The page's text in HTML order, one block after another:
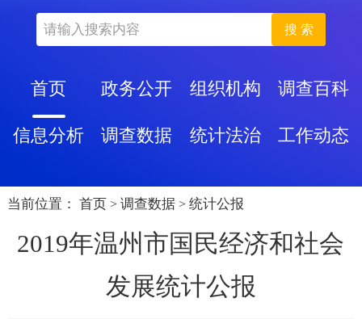
搜 索
首页 政务公开 组织机构 调查百科
信息分析 调查数据 统计法治 工作动态
当前位置： 首页 > 调查数据 > 统计公报
2019年温州市国民经济和社会
发展统计公报